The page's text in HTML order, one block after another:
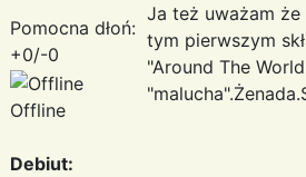
Pomocna dłoń:
+0/-0
Offline
Debiut:
Ja też uważam
tym pierwszym
"Around The